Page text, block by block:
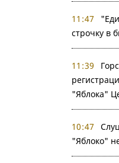
11:47
строчку в
11:39
"Яблока"
10:47
"Яблоко"